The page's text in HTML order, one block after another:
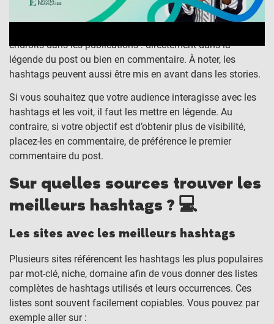
hashtags à la fin de vos publications.
endroits dans les publications : directement dans la
légende du post ou bien en commentaire. À noter, les
hashtags peuvent aussi être mis en avant dans les stories.
Si vous souhaitez que votre audience interagisse avec les
hashtags et les voit, il faut les mettre en légende. Au
contraire, si votre objectif est d’obtenir plus de visibilité,
placez-les en commentaire, de préférence le premier
commentaire du post.
Sur quelles sources trouver les
meilleurs hashtags ? 💻
Les sites avec les meilleurs hashtags
Plusieurs sites référencent les hashtags les plus populaires
par mot-clé, niche, domaine afin de vous donner des listes
complètes de hashtags utilisés et leurs occurrences. Ces
listes sont souvent facilement copiables. Vous pouvez par
exemple aller sur :